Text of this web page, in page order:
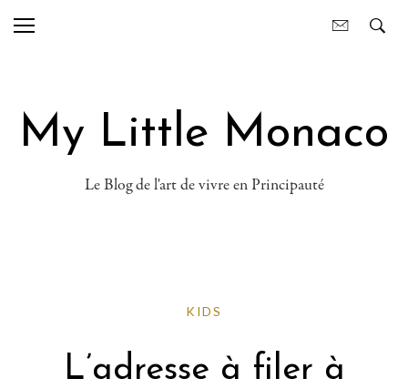
My Little Monaco
Le Blog de l'art de vivre en Principauté
KIDS
L’adresse à filer à